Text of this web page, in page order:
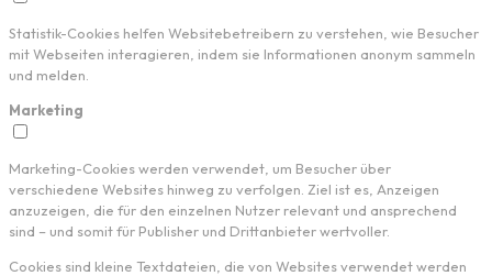
Statistik-Cookies helfen Websitebetreibern zu verstehen, wie Besucher
mit Webseiten interagieren, indem sie Informationen anonym sammeln
und melden.
Marketing
Marketing-Cookies werden verwendet, um Besucher über
verschiedene Websites hinweg zu verfolgen. Ziel ist es, Anzeigen
anzuzeigen, die für den einzelnen Nutzer relevant und ansprechend
sind – und somit für Publisher und Drittanbieter wertvoller.
Cookies sind kleine Textdateien, die von Websites verwendet werden